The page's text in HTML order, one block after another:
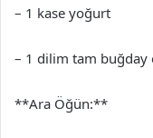
– 1 kase yoğurt
– 1 dilim tam buğday
**Ara Öğün:**